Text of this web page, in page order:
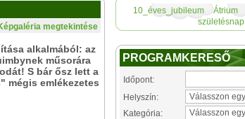
megtekintése
alkalmából: az
műsorára
S bár ősz lett a
mégis emlékezetes
10_éves_jubileum Átrium
születésnap
PROGRAMKERESŐ
Időpont:
Helyszín:
Kategória: